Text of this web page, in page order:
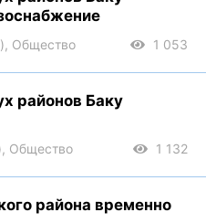
Общество 1 053
районов Баку
Общество 1 132
района временно